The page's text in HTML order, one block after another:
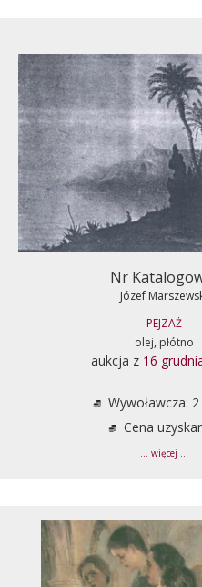
Nr
Józef
PEJZAŻ
olej, płótno
aukcja z 16
Wywoławcza: 2
Cena
... więcej ...